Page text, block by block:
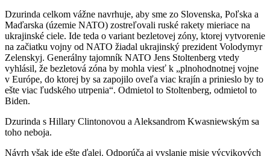
Dzurinda celkom vážne navrhuje, aby sme zo Slovenska, Poľska a
Maďarska (územie NATO) zostreľovali ruské rakety mieriace na
ukrajinské ciele. Ide teda o variant bezletovej zóny, ktorej vytvorenie
na začiatku vojny od NATO žiadal ukrajinský prezident Volodymyr
Zelenskyj. Generálny tajomník NATO Jens Stoltenberg vtedy
vyhlásil, že bezletová zóna by mohla viesť k „plnohodnotnej vojne
v Európe, do ktorej by sa zapojilo oveľa viac krajín a prinieslo by to
ešte viac ľudského utrpenia“. Odmietol to Stoltenberg, odmietol to
Biden.
Dzurinda s Hillary Clintonovou a Aleksandrom Kwasniewským sa
toho neboja.
Návrh však ide ešte ďalej. Odporúča aj vyslanie misie výcvikových